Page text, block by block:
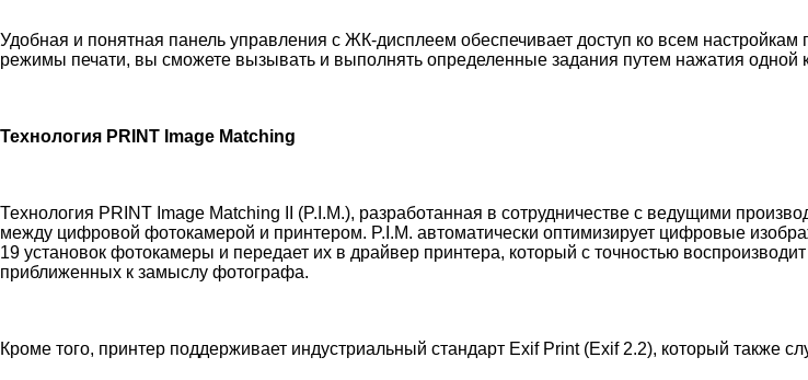
Удобная и понятная панель управления с ЖК-дисплеем обеспечивает доступ ко всем
режимы печати, вы сможете вызывать и выполнять определенные задания путем нажатия одной
Технология PRINT Image Matching
Технология PRINT Image Matching II (P.I.M.), разработанная в сотрудничестве с ведущими
между цифровой фотокамерой и принтером. P.I.M. автоматически оптимизирует цифровые
19 установок фотокамеры и передает их в драйвер принтера, который с точностью
приближенных к замыслу фотографа.
Кроме того, принтер поддерживает индустриальный стандарт Exif Print (Exif 2.2), который также